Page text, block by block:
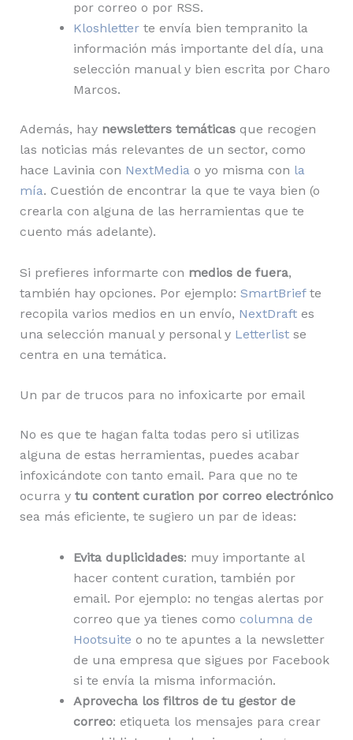
por correo o por RSS.
Kloshletterte envía bien tempranito la
información más importante del día, una
selección manual y bien escrita por Charo
Marcos.
Además, hay newsletters temáticasque recogen
las noticias más relevantes de un sector, como
hace Lavinia con NextMediao yo misma con la
mía. Cuestión de encontrar la que te vaya bien (o
crearla con alguna de las herramientas que te
cuento más adelante).
Si prefieres informarte con medios de fuera,
también hay opciones. Por ejemplo: SmartBriefte
recopila varios medios en un envío, NextDraftes
una selección manual y personal y Letterlistse
centra en una temática.
Un par de trucos para no infoxicarte por email
No es que te hagan falta todas pero si utilizas
alguna de estas herramientas, puedes acabar
infoxicándote con tanto email. Para que no te
ocurra y tu content curation por correo electrónico
sea más eficiente, te sugiero un par de ideas:
Evita duplicidades: muy importante al
hacer content curation, también por
email. Por ejemplo: no tengas alertas por
correo que ya tienes como columna de
Hootsuite o no te apuntes a la newsletter
de una empresa que sigues por Facebook
si te envía la misma información.
Aprovecha los filtros de tu gestor de
correo: etiqueta los mensajes para crear